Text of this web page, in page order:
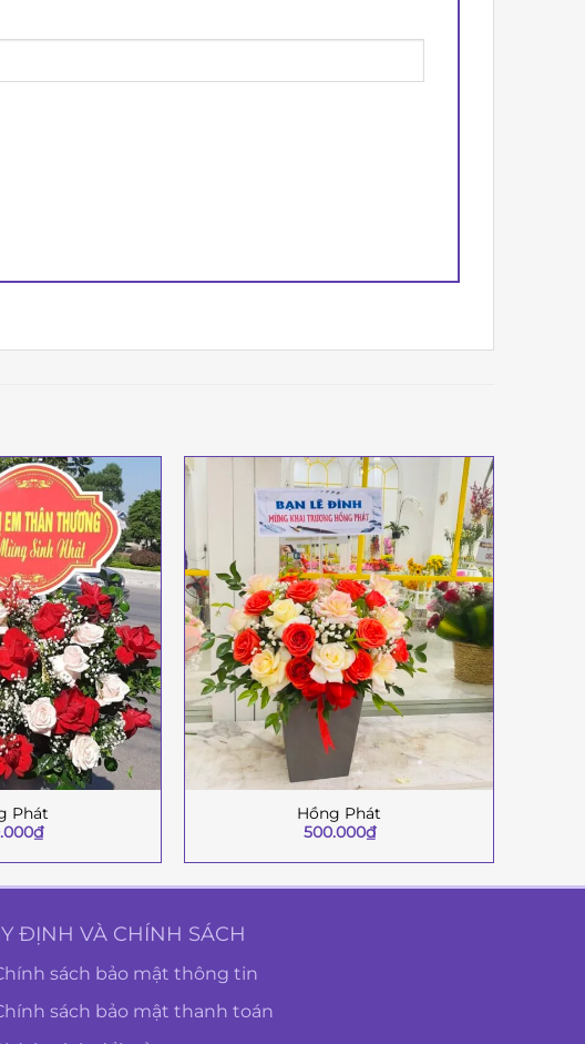
Phát
₫
Hồng Phát
500.000₫
ĐỊNH VÀ CHÍNH SÁCH
sách bảo mật thông tin
sách bảo mật thanh toán